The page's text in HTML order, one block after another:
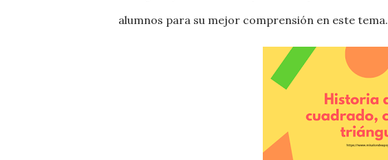
alumnos para su mejor comprensión en este tema.